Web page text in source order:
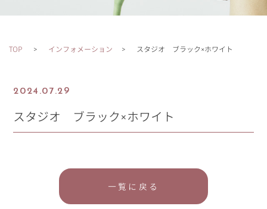
TOP インフォメーション スタジオ ブラック×ホワイト
2024.07.29
スタジオ ブラック×ホワイト
一覧に戻る